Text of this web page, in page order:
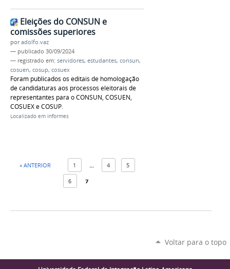
Eleições do CONSUN e
comissões superiores
poradolfo.vaz
— publicado 30/09/2024
— registrado em: servidores, estudantes, consun,
cosuen, cosup, cosuex
Foram publicados os editais de homologação
de candidaturas aos processos eleitorais de
representantes para o CONSUN, COSUEN,
COSUEX e COSUP.
Localizado em Informes
« ANTERIOR 1 4 5
6 7
Voltar para o topo